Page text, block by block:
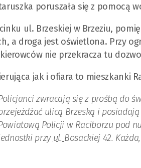
poruszała się z pomocą
ul. Brzeskiej w Brzeziu,
a droga jest oświetlona. Przy
kierowców nie przekracza tu
jak i ofiara to mieszkanki
zwracają się z prośbą do
ulicą Brzeską i
Policji w Raciborzu pod
przyul.Bosackiej 42.